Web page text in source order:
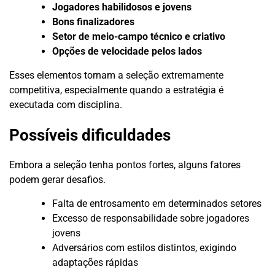
Jogadores habilidosos e jovens
Bons finalizadores
Setor de meio-campo técnico e criativo
Opções de velocidade pelos lados
Esses elementos tornam a seleção extremamente
competitiva, especialmente quando a estratégia é
executada com disciplina.
Possíveis dificuldades
Embora a seleção tenha pontos fortes, alguns fatores
podem gerar desafios.
Falta de entrosamento em determinados setores
Excesso de responsabilidade sobre jogadores
jovens
Adversários com estilos distintos, exigindo
adaptações rápidas